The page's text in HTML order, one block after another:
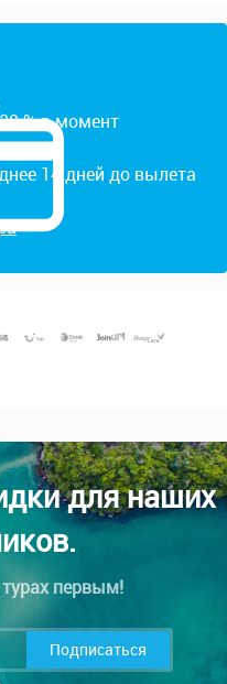
% в момент
14 дней до вылета
для наших
первым!
Подписаться